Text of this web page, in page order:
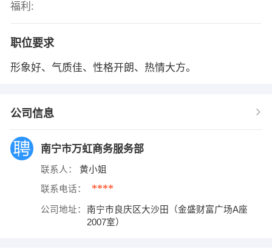
福利:
职位要求
形象好、气质佳、性格开朗、热情大方。
公司信息
南宁市万虹商务服务部
联系人： 黄小姐
联系电话： ****
公司地址：
南宁市良庆区大沙田（金盛财富广场A座
2007室）